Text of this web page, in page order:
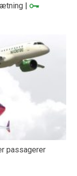
|
passagerer